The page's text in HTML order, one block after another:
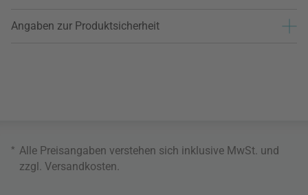
Angaben zur Produktsicherheit
* Alle Preisangaben verstehen sich inklusive MwSt. und
zzgl. Versandkosten